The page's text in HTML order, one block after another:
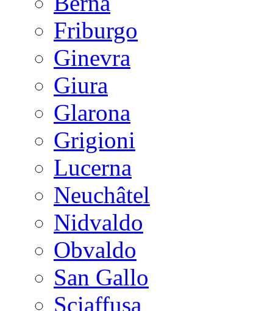
Friburgo
Ginevra
Giura
Glarona
Grigioni
Lucerna
Neuchâtel
Nidvaldo
Obvaldo
San Gallo
Sciaffusa